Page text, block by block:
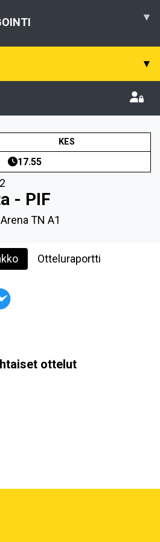
▾
▾
KES
17.55
- PIF
TN A1
Otteluraportti
ottelut